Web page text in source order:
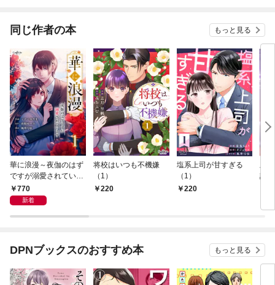
た～ 分冊版
同じ作者の本 もっと見る
華に浪漫～夜伽のはず
ですが溺愛されていま
す～【合冊版】（1）
770
新着
将校はいつも不機嫌
（1）
220
塩系上司が甘すぎる
（1）
220
誰
DPNブックスのおすすめ本 もっと見る